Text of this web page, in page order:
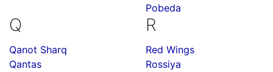
Pobeda
Q
Qanot Sharq
Qantas
R
Red Wings
Rossiya